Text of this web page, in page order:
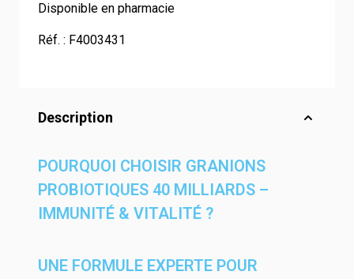
Disponible en pharmacie
Réf. : F4003431
Description
POURQUOI CHOISIR GRANIONS
PROBIOTIQUES 40 MILLIARDS –
IMMUNITÉ & VITALITÉ ?
UNE FORMULE EXPERTE POUR